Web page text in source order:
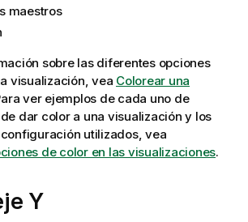
maestros
sobre las diferentes opciones
visualización, vea Colorear una
ver ejemplos de cada uno de
dar color a una visualización y los
utilizados, vea
de color en las visualizaciones.
Y